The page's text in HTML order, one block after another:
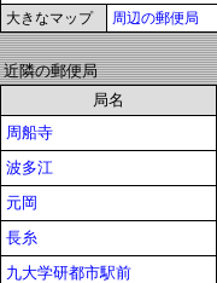
大きなマップ 周辺の郵便局
近隣の郵便局
局名
周船寺
波多江
元岡
長糸
九大学研都市駅前